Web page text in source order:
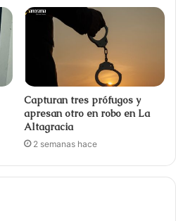
Capturan tres prófugos y
apresan otro en robo en La
Altagracia
2 semanas hace